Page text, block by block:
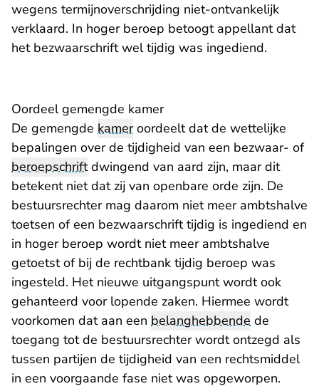
wegens termijnoverschrijding niet-ontvankelijk
verklaard. In hoger beroep betoogt appellant dat
het bezwaarschrift wel tijdig was ingediend.
Oordeel gemengde kamer
De gemengde kameroordeelt dat de wettelijke
bepalingen over de tijdigheid van een bezwaar- of
beroepschriftdwingend van aard zijn, maar dit
betekent niet dat zij van openbare orde zijn. De
bestuursrechter mag daarom niet meer ambtshalve
toetsen of een bezwaarschrift tijdig is ingediend en
in hoger beroep wordt niet meer ambtshalve
getoetst of bij de rechtbank tijdig beroep was
ingesteld. Het nieuwe uitgangspunt wordt ook
gehanteerd voor lopende zaken. Hiermee wordt
voorkomen dat aan een belanghebbende de
toegang tot de bestuursrechter wordt ontzegd als
tussen partijen de tijdigheid van een rechtsmiddel
in een voorgaande fase niet was opgeworpen.